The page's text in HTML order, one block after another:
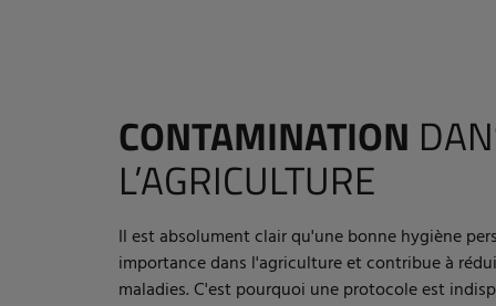
CONTAMINATION
L’AGRICULTURE
Il est absolument clair qu'une bonne hygiène
importance dans l'agriculture et contribue à
maladies. C'est pourquoi une protocole est